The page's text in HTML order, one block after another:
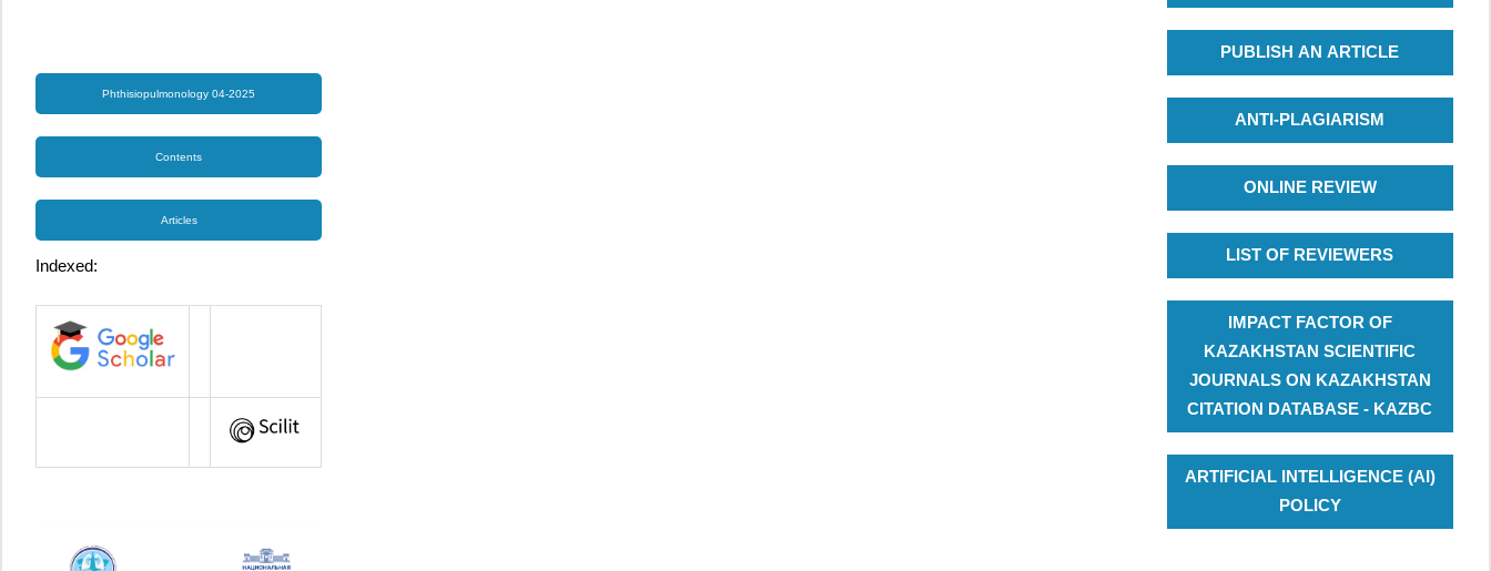
Phthisiopulmonology 04-2025
Contents
Articles
Indexed:
PUBLISH AN ARTICLE
ANTI-PLAGIARISM
ONLINE REVIEW
LIST OF REVIEWERS
IMPACT FACTOR OF
KAZAKHSTAN SCIENTIFIC
JOURNALS ON KAZAKHSTAN
CITATION DATABASE - KAZBC
ARTIFICIAL INTELLIGENCE (AI)
POLICY